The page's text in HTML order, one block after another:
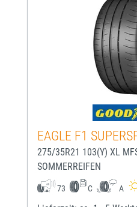
EAGLE F1
275/35R21 103(Y) XL
SOMMERREIFEN
73 C A